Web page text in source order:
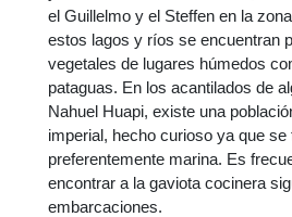
el Guillelmo y el Steffen en la
estos lagos y ríos se encuentran
vegetales de lugares húmedos
pataguas. En los acantilados de
Nahuel Huapi, existe una
imperial, hecho curioso ya que
preferentemente marina. Es
encontrar a la gaviota cocinera
embarcaciones.